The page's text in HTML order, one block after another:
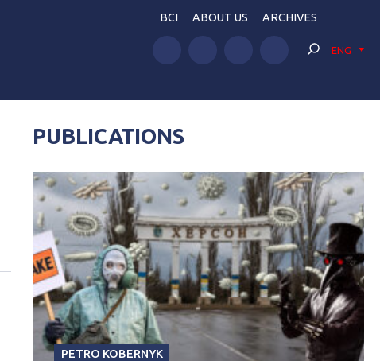
BCI ABOUT US ARCHIVES
ENG
PUBLICATIONS
PETRO KOBERNYK